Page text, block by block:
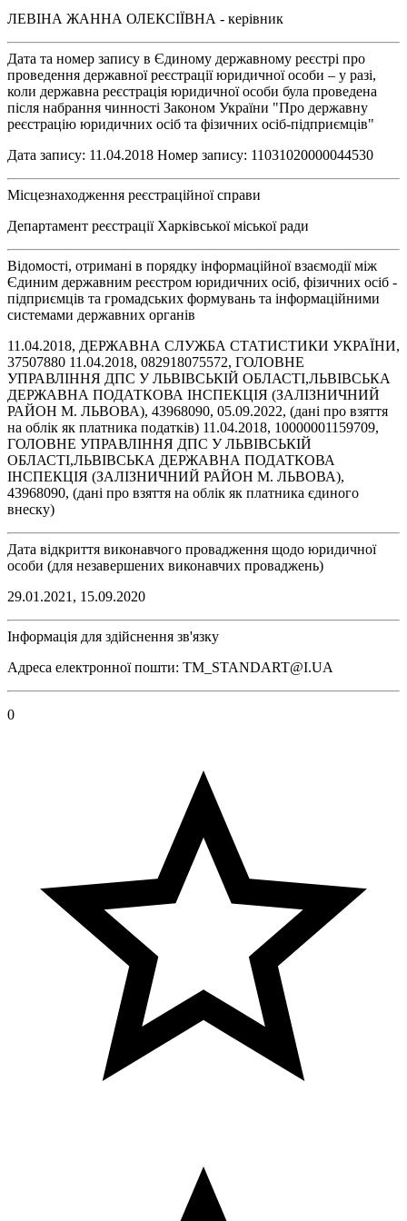
ЛЕВІНА ЖАННА ОЛЕКСІЇВНА - керівник
Дата та номер запису в Єдиному державному реєстрі про
проведення державної реєстрації юридичної особи – у разі,
коли державна реєстрація юридичної особи була проведена
після набрання чинності Законом України "Про державну
реєстрацію юридичних осіб та фізичних осіб-підприємців"
Дата запису: 11.04.2018 Номер запису: 11031020000044530
Місцезнаходження реєстраційної справи
Департамент реєстрації Харківської міської ради
Відомості, отримані в порядку інформаційної взаємодії між
Єдиним державним реєстром юридичних осіб, фізичних осіб -
підприємців та громадських формувань та інформаційними
системами державних органів
11.04.2018, ДЕРЖАВНА СЛУЖБА СТАТИСТИКИ УКРАЇНИ,
37507880 11.04.2018, 082918075572, ГОЛОВНЕ
УПРАВЛІННЯ ДПС У ЛЬВІВСЬКІЙ ОБЛАСТІ,ЛЬВІВСЬКА
ДЕРЖАВНА ПОДАТКОВА ІНСПЕКЦІЯ (ЗАЛІЗНИЧНИЙ
РАЙОН М. ЛЬВОВА), 43968090, 05.09.2022, (дані про взяття
на облік як платника податків) 11.04.2018, 10000001159709,
ГОЛОВНЕ УПРАВЛІННЯ ДПС У ЛЬВІВСЬКІЙ
ОБЛАСТІ,ЛЬВІВСЬКА ДЕРЖАВНА ПОДАТКОВА
ІНСПЕКЦІЯ (ЗАЛІЗНИЧНИЙ РАЙОН М. ЛЬВОВА),
43968090, (дані про взяття на облік як платника єдиного
внеску)
Дата відкриття виконавчого провадження щодо юридичної
особи (для незавершених виконавчих проваджень)
29.01.2021, 15.09.2020
Інформація для здійснення зв'язку
Адреса електронної пошти: TM_STANDART@I.UA
0